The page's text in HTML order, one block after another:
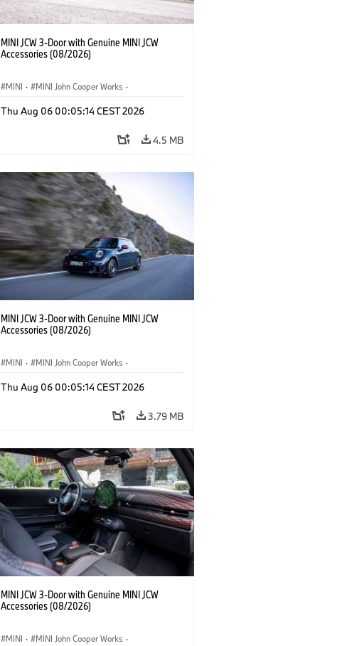
MINI JCW 3-Door with Genuine MINI JCW
Accessories (08/2026)
MINI · MINI John Cooper Works ·
Optional Extras, Accessories
Thu Aug 06 00:05:14 CEST 2026
4.5 MB
MINI JCW 3-Door with Genuine MINI JCW
Accessories (08/2026)
MINI · MINI John Cooper Works ·
Optional Extras, Accessories
Thu Aug 06 00:05:14 CEST 2026
3.79 MB
MINI JCW 3-Door with Genuine MINI JCW
Accessories (08/2026)
MINI · MINI John Cooper Works ·